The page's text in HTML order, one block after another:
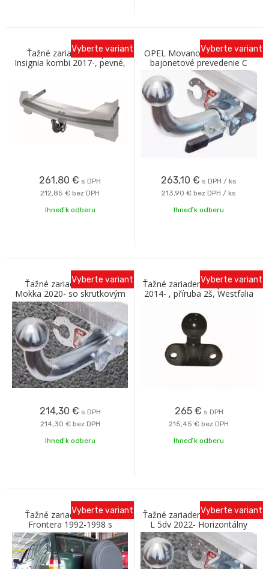
Ťažné zariadenie Opel
Insignia kombi 2017-, pevné,
261,80 € s DPH
212,85 € bez DPH
Vyberte variant
Ihneď k odberu
OPEL Movano, valník, 2022-
bajonetové prevedenie C
263,10 € s DPH / ks
213,90 € bez DPH / ks
Vyberte variant
Ihneď k odberu
Ťažné zariadenie OPEL
Mokka 2020- so skrutkovým
odnímaním Galia
214,30 € s DPH
214,30 € bez DPH
Vyberte variant
Ihneď k odberu
Ťažné zariadenie Opel Vivaro
2014- , příruba 2š, Westfalia
265 € s DPH
215,45 € bez DPH
Vyberte variant
Ihneď k odberu
Ťažné zariadenie OPEL
Frontera 1992-1998 s
bajonetovým odnímaním C
Galia
Vyberte variant
Ťažné zariadenie OPEL Astra
L 5dv 2022- Horizontálny
bajonet Galia
Vyberte variant